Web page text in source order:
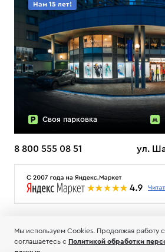
Нам 15 лет!
Своя парковка
8 800 555 08 51 ул.
Мы используем Cookies. Продолжая работу
соглашаетесь с Политикой обработки